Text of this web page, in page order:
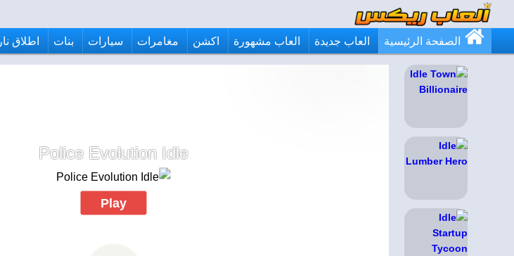
الصفحة الرئيسية العاب جديدة العاب مشهورة اكشن مغامرات سيارات بنات اطلاق نار
Police Evolution Idle
Play